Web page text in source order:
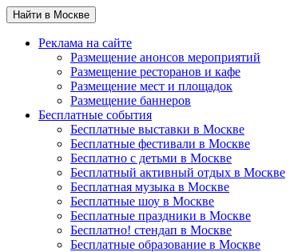
Найти в Москве
Реклама на сайте
Размещение анонсов мероприятий
Размещение ресторанов и кафе
Размещение мест и площадок
Размещение баннеров
Бесплатные события
Бесплатные выставки в Москве
Бесплатные фестивали в Москве
Бесплатно с детьми в Москве
Бесплатный активный отдых в Москве
Бесплатная музыка в Москве
Бесплатные шоу в Москве
Бесплатные праздники в Москве
Бесплатно! стендап в Москве
Бесплатные образование в Москве